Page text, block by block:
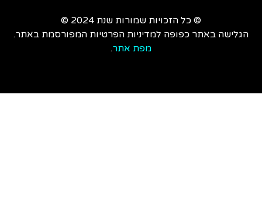
© כל הזכויות שמורות שנת 2024 ©
הגלישה באתר כפופה למדיניות הפרטיות המפורסמת באתר.
מפת אתר.